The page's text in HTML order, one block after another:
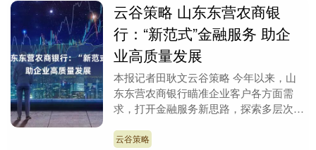
云谷策略 山东东营农商银
行：“新范式”金融服务 助企
业高质量发展
本报记者田耿文云谷策略 今年以来，山
东东营农商银行瞄准企业客户各方面需
求，打开金融服务新思路，探索多层次、
顶”“前移”“....
云谷策略